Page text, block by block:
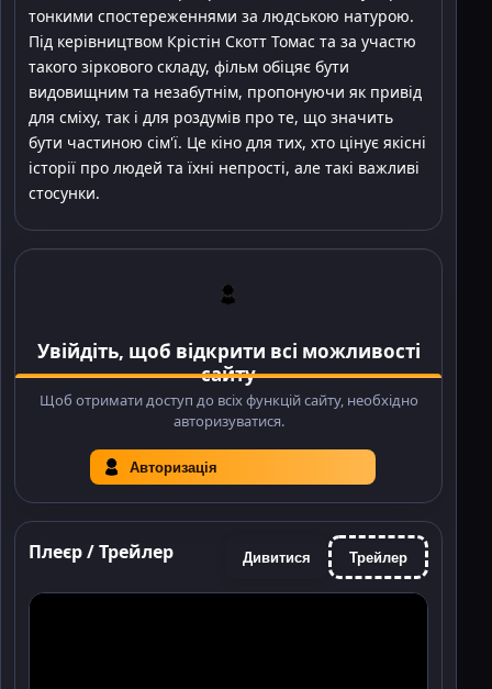
тонкими спостереженнями за людською натурою.
Під керівництвом Крістін Скотт Томас та за участю
такого зіркового складу, фільм обіцяє бути
видовищним та незабутнім, пропонуючи як привід
для сміху, так і для роздумів про те, що значить
бути частиною сім'ї. Це кіно для тих, хто цінує якісні
історії про людей та їхні непрості, але такі важливі
стосунки.
Увійдіть, щоб відкрити всі можливості
сайту
Щоб отримати доступ до всіх функцій сайту, необхідно
авторизуватися.
Авторизація
Плеєр / Трейлер Дивитися Трейлер